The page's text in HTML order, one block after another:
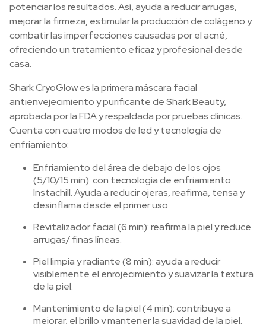
potenciar los resultados. Así, ayuda a reducir arrugas,
mejorar la firmeza, estimular la producción de colágeno y
combatir las imperfecciones causadas por el acné,
ofreciendo un tratamiento eficaz y profesional desde
casa.
Shark CryoGlow es la primera máscara facial
antienvejecimiento y purificante de Shark Beauty,
aprobada por la FDA y respaldada por pruebas clínicas.
Cuenta con cuatro modos de led y tecnología de
enfriamiento:
Enfriamiento del área de debajo de los ojos
(5/10/15 min): con tecnología de enfriamiento
Instachill. Ayuda a reducir ojeras, reafirma, tensa y
desinflama desde el primer uso.
Revitalizador facial (6 min): reafirma la piel y reduce
arrugas/ finas líneas.
Piel limpia y radiante (8 min): ayuda a reducir
visiblemente el enrojecimiento y suavizar la textura
de la piel.
Mantenimiento de la piel (4 min): contribuye a
mejorar, el brillo y mantener la suavidad de la piel.